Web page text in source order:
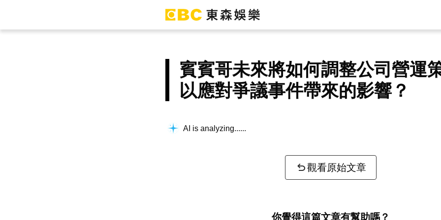
賓賓哥未來將如何調整公司營運
以應對爭議事件帶來的影響？
AI is analyzing...
觀看原始文章
你覺得這篇文章有幫助嗎？